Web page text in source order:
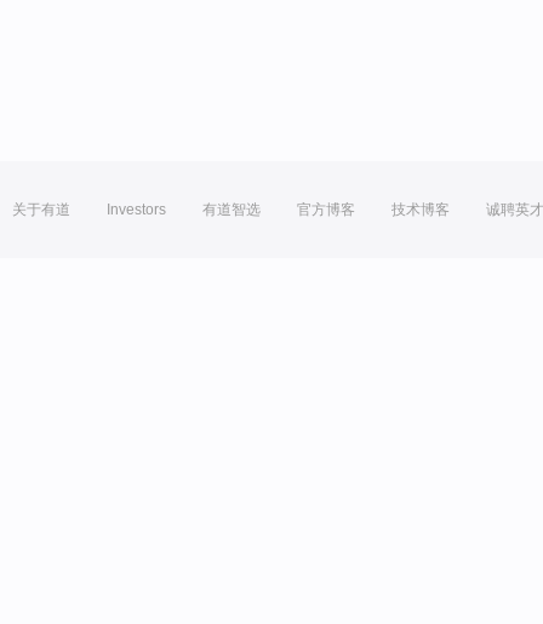
关于有道 Investors 有道智选 官方博客 技术博客 诚聘英才